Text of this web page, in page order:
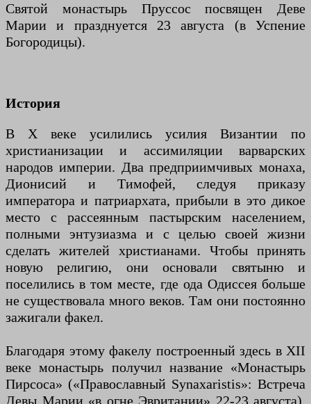
Святой монастырь Пруссос посвящен Деве
Марии и празднуется 23 августа (в Успение
Богородицы).
История
В X веке усилились усилия Византии по
христианизации и ассимиляции варварских
народов империи. Два предприимчивых монаха,
Дионисий и Тимофей, следуя приказу
императора и патриархата, прибыли в это дикое
место с рассеянным пастырским населением,
полными энтузиазма и с целью своей жизни
сделать жителей христианами. Чтобы принять
новую религию, они основали святыню и
поселились в том месте, где ода Одиссея больше
не существовала много веков. Там они постоянно
зажигали факел.
Благодаря этому факелу построенный здесь в XII
веке монастырь получил название «Монастырь
Пирсоса» («Православный Synaxaristis»: Встреча
Девы Марии «в огне Эвритании» 22-23 августа).